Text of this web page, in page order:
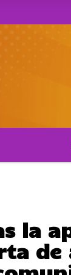
la